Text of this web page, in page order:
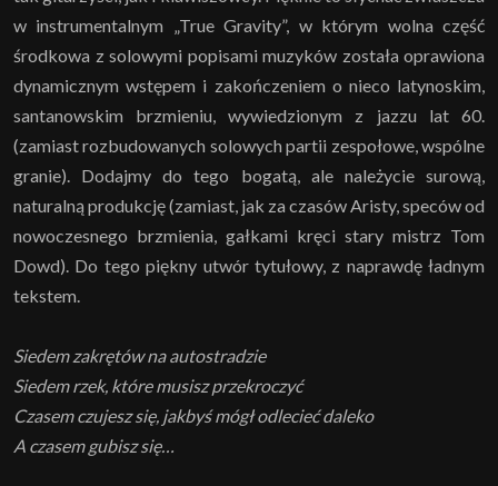
w instrumentalnym „True Gravity”, w którym wolna część
środkowa z solowymi popisami muzyków została oprawiona
dynamicznym wstępem i zakończeniem o nieco latynoskim,
santanowskim brzmieniu, wywiedzionym z jazzu lat 60.
(zamiast rozbudowanych solowych partii zespołowe, wspólne
granie). Dodajmy do tego bogatą, ale należycie surową,
naturalną produkcję (zamiast, jak za czasów Aristy, speców od
nowoczesnego brzmienia, gałkami kręci stary mistrz Tom
Dowd). Do tego piękny utwór tytułowy, z naprawdę ładnym
tekstem.
Siedem zakrętów na autostradzie
Siedem rzek, które musisz przekroczyć
Czasem czujesz się, jakbyś mógł odlecieć daleko
A czasem gubisz się…